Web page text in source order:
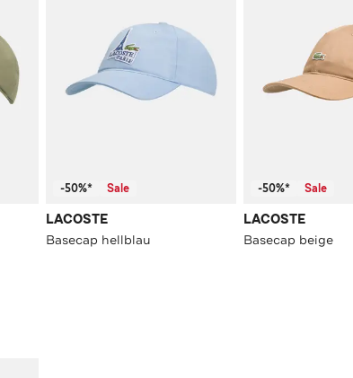
-50%* Sale
LACOSTE
Basecap hellblau
-50%* Sale
LACOSTE
Basecap beige